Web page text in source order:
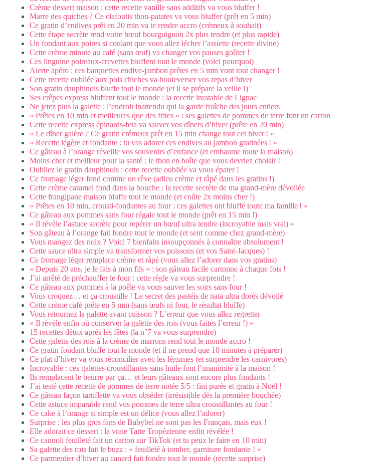
Crème dessert maison : cette recette vanille sans additifs va vous bluffer !
Marre des quiches ? Ce clafoutis thon-patates va vous bluffer (prêt en 5 min)
Ce gratin d’endives prêt en 20 min va te rendre accro (crémeux à souhait)
Cette étape secrète rend votre bœuf bourguignon 2x plus tendre (et plus rapide)
Un fondant aux poires si coulant que vous allez lécher l’assiette (recette divine)
Cette crème minute au café (sans œuf) va changer vos pauses goûter !
Ces linguine poireaux-crevettes bluffent tout le monde (voici pourquoi)
Alerte apéro : ces barquettes endive-jambon prêtes en 5 min vont tout changer !
Cette recette oubliée aux pois chiches va bouleverser vos repas d’hiver
Son gratin dauphinois bluffe tout le monde (et il se prépare la veille !)
Ses crêpes express bluffent tout le monde : la recette inratable de Lignac
Ne jetez plus la galette : l’endroit inattendu qui la garde fraîche des jours entiers
« Prêtes en 10 min et meilleures que des frites » : ses galettes de pommes de terre font un carton
Cette recette express épinards-feta va sauver vos dîners d’hiver (prête en 20 min)
« Le dîner galère ? Ce gratin crémeux prêt en 15 min change tout cet hiver ! »
« Recette légère et fondante : tu vas adorer ces endives au jambon gratinées ! »
Ce gâteau à l’orange réveille vos souvenirs d’enfance (et embaume toute la maison)
Moins cher et meilleur pour la santé : le thon en boîte que vous devriez choisir !
Oubliez le gratin dauphinois : cette recette oubliée va vous épater !
Ce fromage léger fond comme un rêve (adieu crème et râpé dans les gratins !)
Cette crème caramel fond dans la bouche : la recette secrète de ma grand-mère dévoilée
Cette frangipane maison bluffe tout le monde (et coûte 2x moins cher !)
« Prêtes en 10 min, crousti-fondantes au four : ces galettes ont bluffé toute ma famille ! »
Ce gâteau aux pommes sans four régale tout le monde (prêt en 15 min !)
« Il révèle l’astuce secrète pour repérer un bœuf ultra tendre (incroyable mais vrai) »
Son gâteau à l’orange fait fondre tout le monde (et sent comme chez grand-mère)
Vous mangez des noix ? Voici 7 bienfaits insoupçonnés à connaître absolument !
Cette sauce ultra simple va transformer vos poissons (et vos Saint-Jacques) !
Ce fromage léger remplace crème et râpé (vous allez l’adorer dans vos gratins)
« Depuis 20 ans, je le fais à mon fils » : son gâteau facile cartonne à chaque fois !
J’ai arrêté de préchauffer le four : cette règle va vous surprendre !
Ce gâteau aux pommes à la poêle va vous sauver les soirs sans four !
Vous croquez… et ça croustille ! Le secret des pastéis de nata ultra dorés dévoilé
Cette crème café prête en 5 min (sans œufs ni four, le résultat bluffe)
Vous retournez la galette avant cuisson ? L’erreur que vous allez regretter
« Il révèle enfin où conserver la galette des rois (vous faites l’erreur !) »
15 recettes détox après les fêtes (la n°7 va vous surprendre)
Cette galette des rois à la crème de marrons rend tout le monde accro !
Ce gratin fondant bluffe tout le monde (et il ne prend que 10 minutes à préparer)
Ce plat d’hiver va vous réconcilier avec les légumes (et surprendre les carnivores)
Incroyable : ces galettes croustillantes sans huile font l’unanimité à la maison !
Ils remplacent le beurre par ça… et leurs gâteaux sont encore plus fondants !
J’ai testé cette recette de pommes de terre notée 5/5 : fini purée et gratin à Noël !
Ce gâteau façon tartiflette va vous obséder (irrésistible dès la première bouchée)
Cette astuce imparable rend vos pommes de terre ultra croustillantes au four !
Ce cake à l’orange si simple est un délice (vous allez l’adorer)
Surprise : les plus gros fans de Babybel ne sont pas les Français, mais eux !
Elle adorait ce dessert : la vraie Tarte Tropézienne enfin révélée !
Ce cannoli feuilleté fait un carton sur TikTok (et tu peux le faire en 10 min)
Sa galette des rois fait le buzz : « feuilleté à tomber, garniture fondante ! »
Ce parmentier d’hiver au canard fait fondre tout le monde (recette surprise)